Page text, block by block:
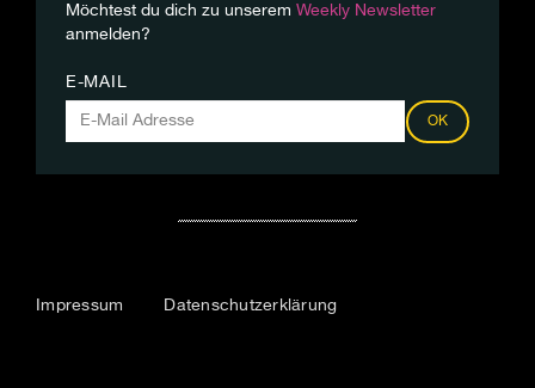
Möchtest du dich zu unserem Weekly Newsletter
anmelden?
E-MAIL
OK
Impressum Datenschutzerklärung